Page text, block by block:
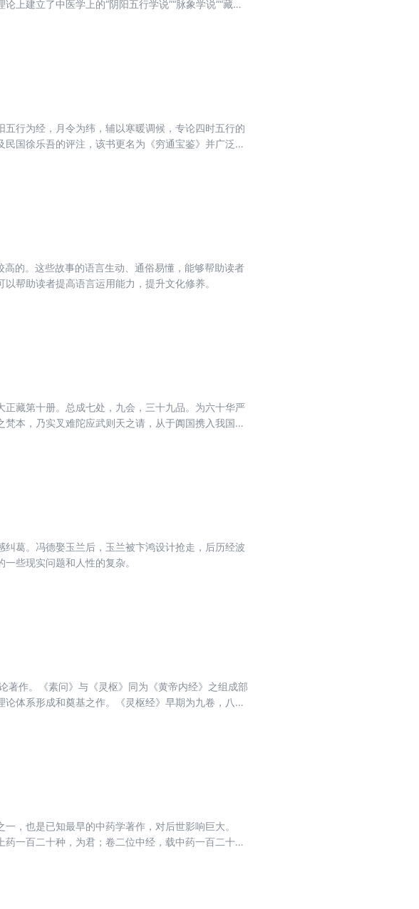
上建立了中医学上的“阴阳五行学说”“脉象学说”“藏象
之指导；脏象学说及脏腑经络临床辨证之规律；以脉
病求本统领下之标本缓急先后及因人因地因时制宜之
均有较详之论述。齐梁医家全元起曾对此书加以注
，扩为24卷，因而流传。
五行为经，月令为纬，辅以寒暖调候，专论四时五行的
国徐乐吾的评注，该书更名为《穷通宝鉴》并广泛流
的。这些故事的语言生动、通俗易懂，能够帮助读者
帮助读者提高语言运用能力，提升文化修养。
藏第十册。总成七处，九会，三十九品。为六十华严
本，乃实叉难陀应武则天之请，从于阗国携入我国，
出人之处不少。关于本经之注疏，有略疏刊定记十五
严经纶贯一卷（复庵）、华严经纲要八十卷（德清）
葛。冯德娶玉兰后，玉兰被卞鸿设计抢走，后历经波
些现实问题和人性的复杂。
著作。《素问》与《灵枢》同为《黄帝内经》之组成部
体系形成和奠基之作。《灵枢经》早期为九卷，八十
，也是已知最早的中药学著作，对后世影响巨大。
药一百二十种，为君；卷二位中经，载中药一百二十